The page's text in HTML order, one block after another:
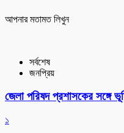
আপনার মতামত লিখুন
সর্বশেষ
জনপ্রিয়
জেলা পরিষদ প্রশাসকের সঙ্গে
১